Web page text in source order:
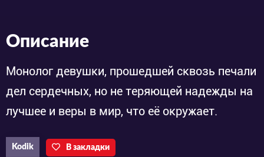
Описание
Монолог девушки, прошедшей сквозь печали
дел сердечных, но не теряющей надежды на
лучшее и веры в мир, что её окружает.
Kodik В закладки